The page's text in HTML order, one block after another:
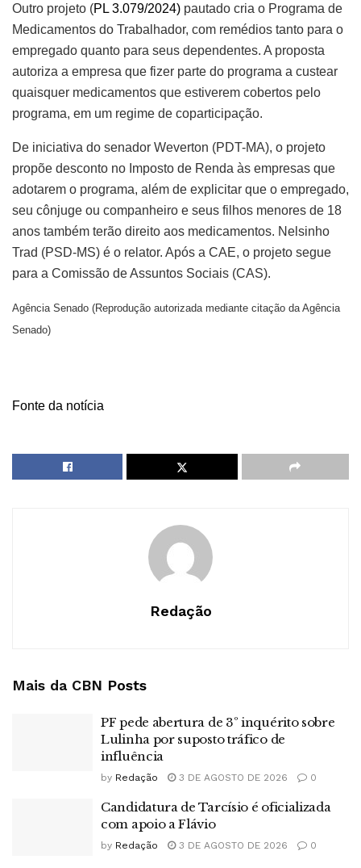
Outro projeto (PL 3.079/2024) pautado cria o Programa de
Medicamentos do Trabalhador, com remédios tanto para o
empregado quanto para seus dependentes. A proposta
autoriza a empresa que fizer parte do programa a custear
quaisquer medicamentos que estiverem cobertos pelo
programa, em um regime de coparticipação.
De iniciativa do senador Weverton (PDT-MA), o projeto
propõe desconto no Imposto de Renda às empresas que
adotarem o programa, além de explicitar que o empregado,
seu cônjuge ou companheiro e seus filhos menores de 18
anos também terão direito aos medicamentos. Nelsinho
Trad (PSD-MS) é o relator. Após a CAE, o projeto segue
para a Comissão de Assuntos Sociais (CAS).
Agência Senado (Reprodução autorizada mediante citação da Agência
Senado)
Fonte da notícia
Redação
Mais da CBN Posts
PF pede abertura de 3º inquérito sobre
Lulinha por suposto tráfico de
influência
by Redação 3 DE AGOSTO DE 2026 0
Candidatura de Tarcísio é oficializada
com apoio a Flávio
by Redação 3 DE AGOSTO DE 2026 0